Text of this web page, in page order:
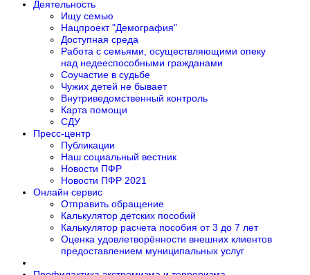
Деятельность
Ищу семью
Нацпроект "Демография"
Доступная среда
Работа с семьями, осуществляющими опеку
над недееспособными гражданами
Соучастие в судьбе
Чужих детей не бывает
Внутриведомственный контроль
Карта помощи
СДУ
Пресс-центр
Публикации
Наш социальный вестник
Новости ПФР
Новости ПФР 2021
Онлайн сервис
Отправить обращение
Калькулятор детских пособий
Калькулятор расчета пособия от 3 до 7 лет
Оценка удовлетворённости внешних клиентов
предоставлением муниципальных услуг